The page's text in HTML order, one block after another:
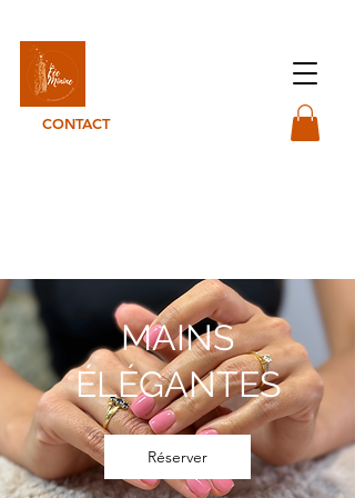
CONTACT
MAINS
ÉLÉGANTES
Réserver